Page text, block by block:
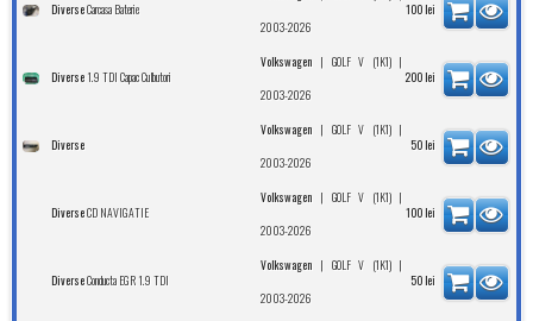
DiverseCarcasa Baterie
2003-2026
100 lei
Diverse 1.9 TDI Capac Culbutori
Volkswagen | GOLF V (1K1)|
2003-2026
200 lei
Diverse
Volkswagen | GOLF V (1K1)|
2003-2026
50 lei
DiverseCD NAVIGATIE
Volkswagen | GOLF V (1K1)|
2003-2026
100 lei
DiverseConducta EGR 1.9 TDI
Volkswagen | GOLF V (1K1)|
2003-2026
50 lei